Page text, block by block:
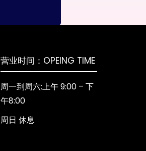
营业时间：OPEING TIME
周一到周六:上午 9:00 – 下
午8:00
周日 休息